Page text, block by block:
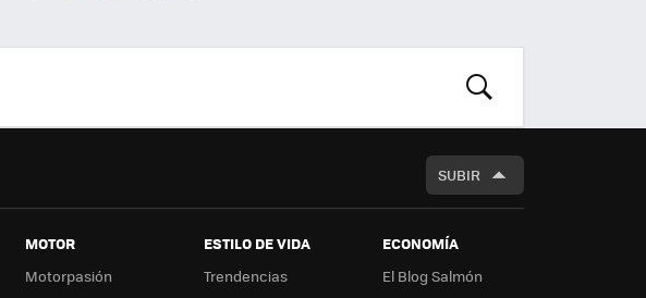
ter
ebo tub
ok
BUSCAR
SUBIR
MOTOR
Motorpasión
ESTILO DE VIDA
Trendencias
ECONOMÍA
El Blog Salmón